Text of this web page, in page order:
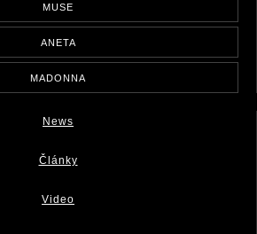
MUSE
ANETA
MADONNA
News
Články
Video